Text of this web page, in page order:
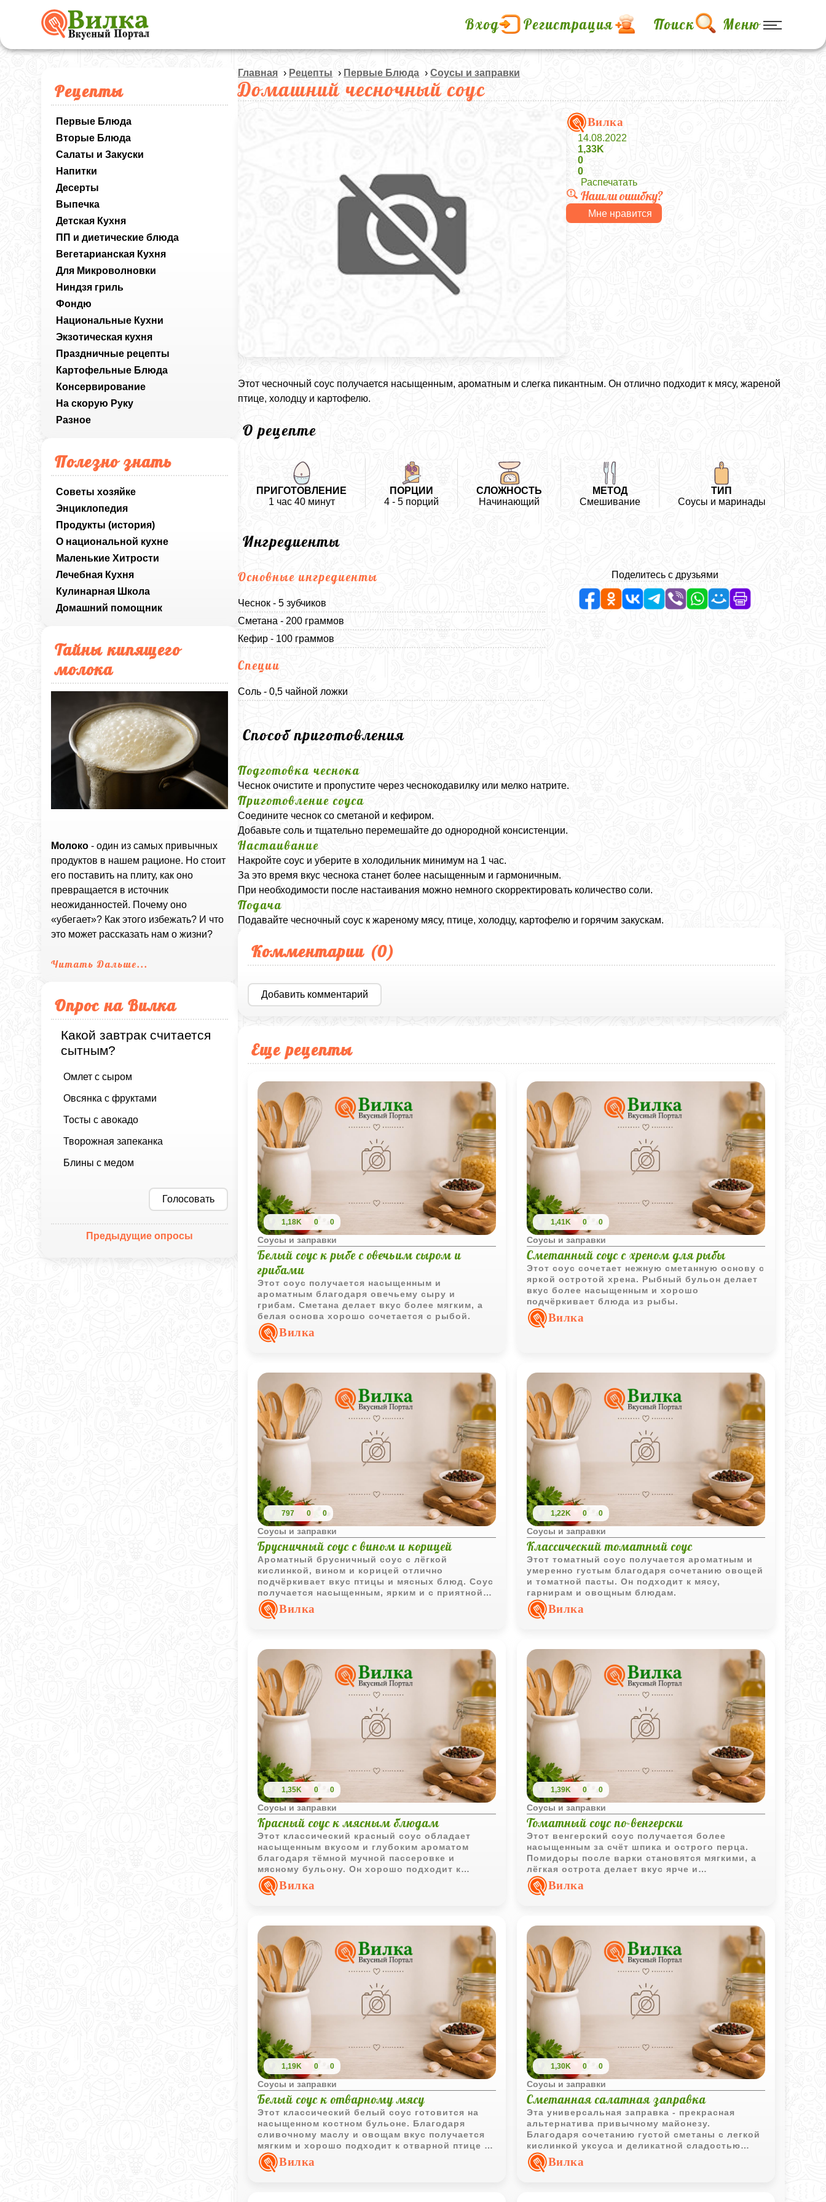
Вход Регистрация Поиск Меню
Рецепты
Первые Блюда
Вторые Блюда
Салаты и Закуски
Напитки
Десерты
Выпечка
Детская Кухня
ПП и диетические блюда
Вегетарианская Кухня
Для Микроволновки
Ниндзя гриль
Фондю
Национальные Кухни
Экзотическая кухня
Праздничные рецепты
Картофельные Блюда
Консервирование
На скорую Руку
Разное
Полезно знать
Советы хозяйке
Энциклопедия
Продукты (история)
О национальной кухне
Маленькие Хитрости
Лечебная Кухня
Кулинарная Школа
Домашний помощник
Тайны кипящего
молока
Молоко - один из самых привычных
продуктов в нашем рационе. Но стоит
его поставить на плиту, как оно
превращается в источник
неожиданностей. Почему оно
«убегает»? Как этого избежать? И что
это может рассказать нам о жизни?
Читать Дальше...
Опрос на Вилка
Какой завтрак считается
сытным?
Омлет с сыром
Овсянка с фруктами
Тосты с авокадо
Творожная запеканка
Блины с медом
Голосовать
Предыдущие опросы
Главная › Рецепты › Первые Блюда ›Соусы и заправки
Домашний чесночный соус
Вилка
14.08.2022
1,33K
0
0
Распечатать
Нашли ошибку?
Мне нравится
Этот чесночный соус получается насыщенным, ароматным и слегка пикантным. Он отлично подходит к мясу, жареной
птице, холодцу и картофелю.
О рецепте
ПРИГОТОВЛЕНИЕ
1 час 40 минут
ПОРЦИИ
4 - 5 порций
СЛОЖНОСТЬ
Начинающий
МЕТОД
Смешивание
ТИП
Соусы и маринады
Ингредиенты
Основные ингредиенты
Чеснок - 5 зубчиков
Сметана - 200 граммов
Кефир - 100 граммов
Специи
Соль - 0,5 чайной ложки
Поделитесь с друзьями
Способ приготовления
Подготовка чеснока
Чеснок очистите и пропустите через чеснокодавилку или мелко натрите.
Приготовление соуса
Соедините чеснок со сметаной и кефиром.
Добавьте соль и тщательно перемешайте до однородной консистенции.
Настаивание
Накройте соус и уберите в холодильник минимум на 1 час.
За это время вкус чеснока станет более насыщенным и гармоничным.
При необходимости после настаивания можно немного скорректировать количество соли.
Подача
Подавайте чесночный соус к жареному мясу, птице, холодцу, картофелю и горячим закускам.
Комментарии (0)
Добавить комментарий
Еще рецепты
1,18K 0 0
Соусы и заправки
Белый соус к рыбе с овечьим сыром и
грибами
Этот соус получается насыщенным и
ароматным благодаря овечьему сыру и
грибам. Сметана делает вкус более мягким, а
белая основа хорошо сочетается с рыбой.
Вилка
1,41K 0 0
Соусы и заправки
Сметанный соус с хреном для рыбы
Этот соус сочетает нежную сметанную основу с
яркой остротой хрена. Рыбный бульон делает
вкус более насыщенным и хорошо
подчёркивает блюда из рыбы.
Вилка
797 0 0
Соусы и заправки
Брусничный соус с вином и корицей
Ароматный брусничный соус с лёгкой
кислинкой, вином и корицей отлично
подчёркивает вкус птицы и мясных блюд. Соус
получается насыщенным, ярким и с приятной
ягодной текстурой.
Вилка
1,22K 0 0
Соусы и заправки
Классический томатный соус
Этот томатный соус получается ароматным и
умеренно густым благодаря сочетанию овощей
и томатной пасты. Он подходит к мясу,
гарнирам и овощным блюдам.
Вилка
1,35K 0 0
Соусы и заправки
Красный соус к мясным блюдам
Этот классический красный соус обладает
насыщенным вкусом и глубоким ароматом
благодаря тёмной мучной пассеровке и
мясному бульону. Он хорошо подходит к
жареному мясу и котлетам.
Вилка
1,39K 0 0
Соусы и заправки
Томатный соус по-венгерски
Этот венгерский соус получается более
насыщенным за счёт шпика и острого перца.
Помидоры после варки становятся мягкими, а
лёгкая острота делает вкус ярче и
выразительнее.
Вилка
1,19K 0 0
Соусы и заправки
Белый соус к отварному мясу
Этот классический белый соус готовится на
насыщенном костном бульоне. Благодаря
сливочному маслу и овощам вкус получается
мягким и хорошо подходит к отварной птице и
телятине.
Вилка
1,30K 0 0
Соусы и заправки
Сметанная салатная заправка
Эта универсальная заправка - прекрасная
альтернатива привычному майонезу.
Благодаря сочетанию густой сметаны с легкой
кислинкой уксуса и деликатной сладостью
сахара, она идеально подчеркивает вкус
свежих овощей, листовых салатов или блюд
Вилка